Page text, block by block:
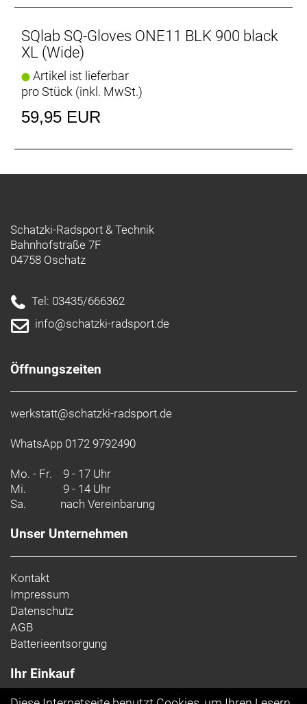
SQlab SQ-Gloves ONE11 BLK 900 black
XL (Wide)
Artikel ist lieferbar
pro Stück (inkl. MwSt.)
59,95 EUR
Schatzki-Radsport & Technik
Bahnhofstraße 7F
04758 Oschatz
Tel: 03435/666362
info@schatzki-radsport.de
Öffnungszeiten
werkstatt@schatzki-radsport.de
WhatsApp 0172 9792490
Mo. - Fr. 9 - 17 Uhr
Mi.
9 - 14 Uhr
Sa.
nach Vereinbarung
Unser Unternehmen
Kontakt
Impressum
Datenschutz
AGB
Batterieentsorgung
Ihr Einkauf